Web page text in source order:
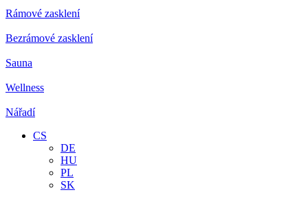
Rámové zasklení
Bezrámové zasklení
Sauna
Wellness
Nářadí
CS
DE
HU
PL
SK